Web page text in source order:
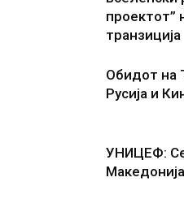
проектот”
транзиција
Обидот на
Русија и
УНИЦЕФ: